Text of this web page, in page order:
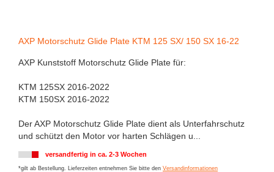
AXP Motorschutz Glide Plate KTM 125 SX/ 150 SX 16-22
AXP Kunststoff Motorschutz Glide Plate für:
KTM 125SX 2016-2022
KTM 150SX 2016-2022
Der AXP Motorschutz Glide Plate dient als Unterfahrschutz
und schützt den Motor vor harten Schlägen u...
versandfertig in ca. 2-3 Wochen
*gilt ab Bestellung. Lieferzeiten entnehmen Sie bitte den Versandinformationen